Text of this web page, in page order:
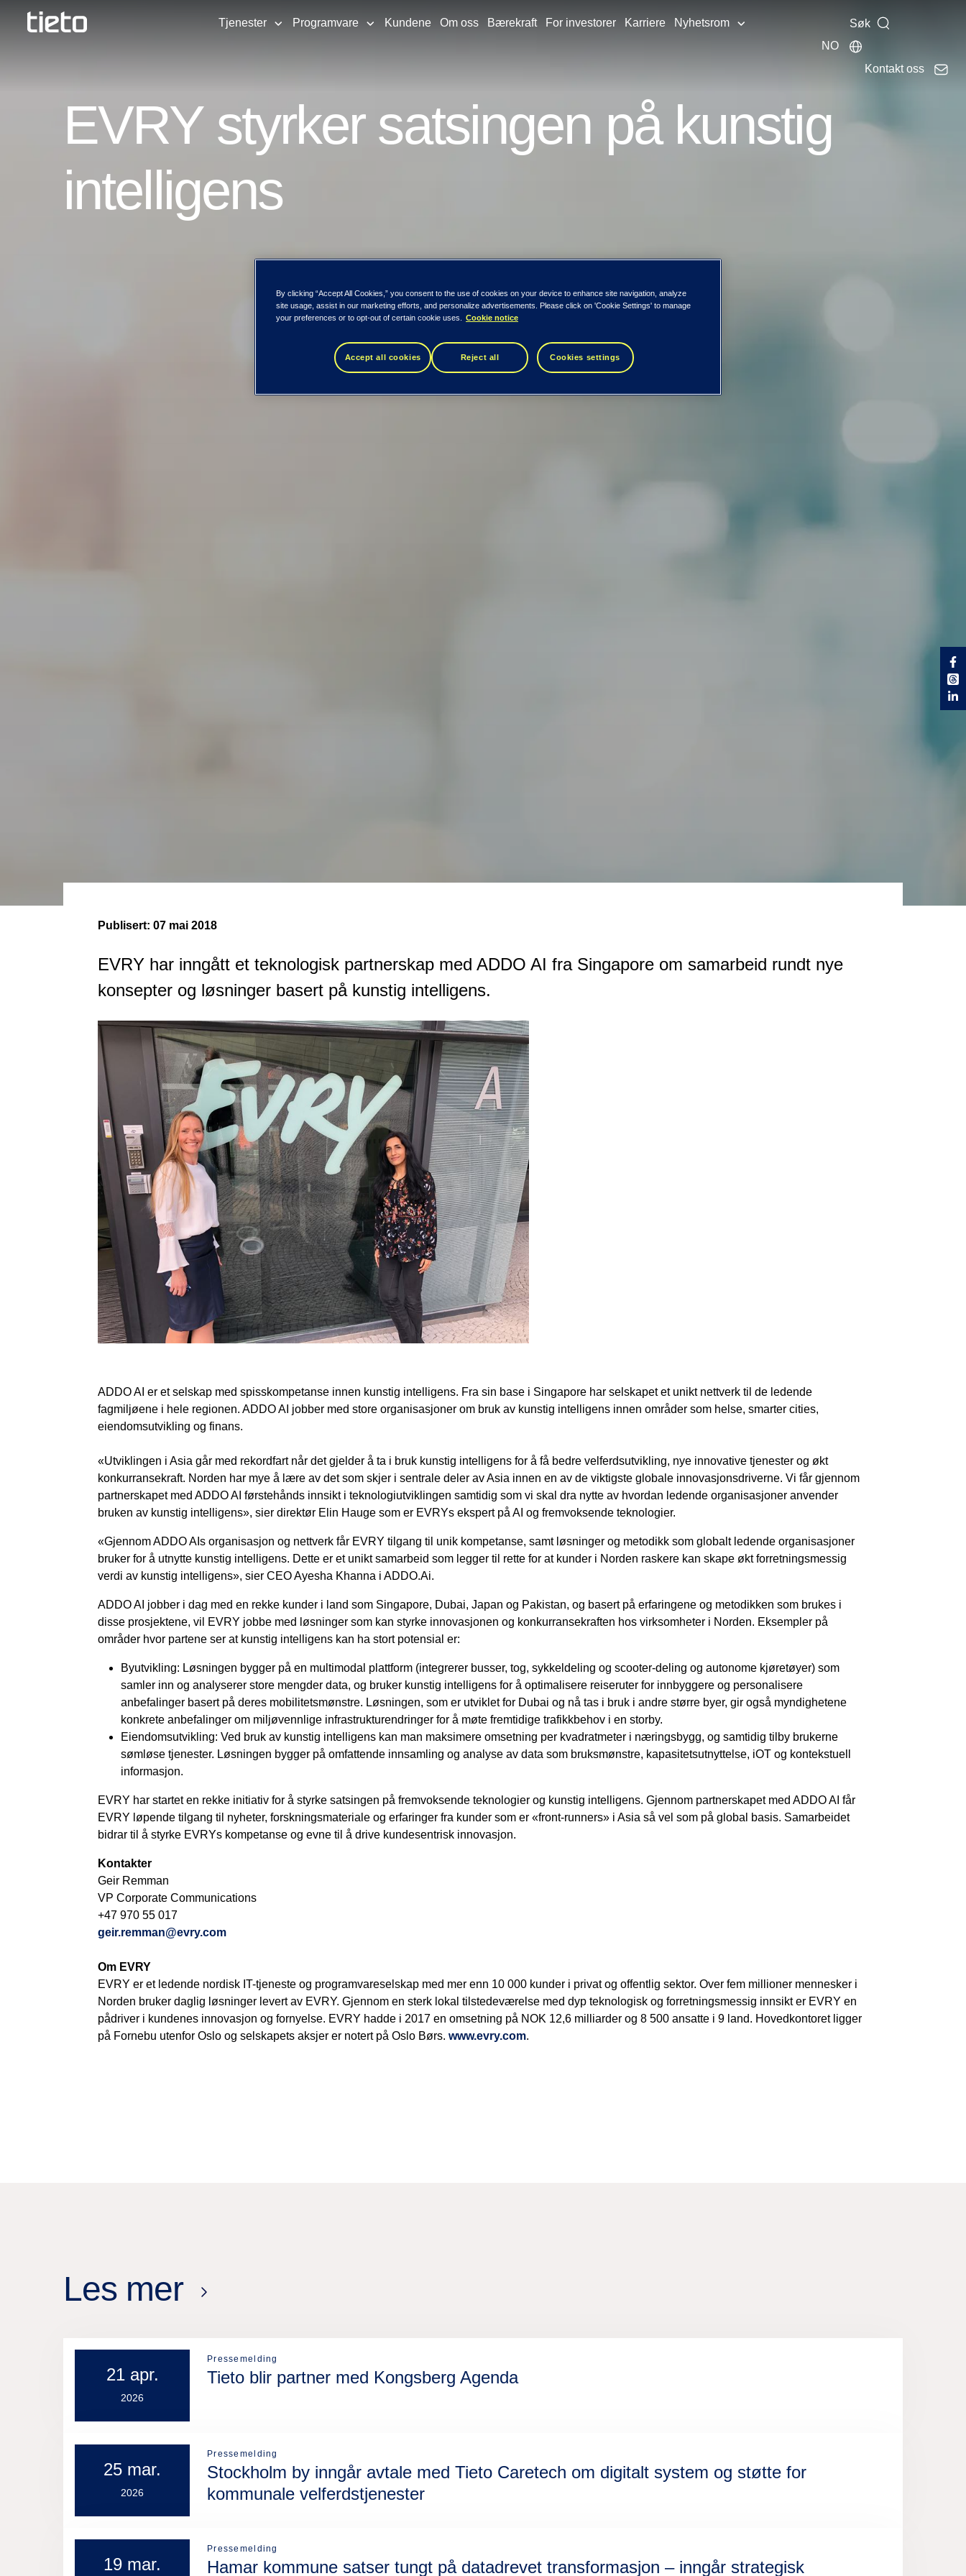
Tjenester Programvare Kundene Om oss Bærekraft For investorer Karriere Nyhetsrom
Søk
NO
Kontakt oss
EVRY styrker satsingen på kunstig
intelligens
Publisert: 07 mai 2018
EVRY har inngått et teknologisk partnerskap med ADDO AI fra Singapore om samarbeid rundt nye
konsepter og løsninger basert på kunstig intelligens.
ADDO AI er et selskap med spisskompetanse innen kunstig intelligens. Fra sin base i Singapore har selskapet et unikt nettverk til de ledende
fagmiljøene i hele regionen. ADDO AI jobber med store organisasjoner om bruk av kunstig intelligens innen områder som helse, smarter cities,
eiendomsutvikling og finans.
«Utviklingen i Asia går med rekordfart når det gjelder å ta i bruk kunstig intelligens for å få bedre velferdsutvikling, nye innovative tjenester og økt
konkurransekraft. Norden har mye å lære av det som skjer i sentrale deler av Asia innen en av de viktigste globale innovasjonsdriverne. Vi får gjennom
partnerskapet med ADDO AI førstehånds innsikt i teknologiutviklingen samtidig som vi skal dra nytte av hvordan ledende organisasjoner anvender
bruken av kunstig intelligens», sier direktør Elin Hauge som er EVRYs ekspert på AI og fremvoksende teknologier.
«Gjennom ADDO AIs organisasjon og nettverk får EVRY tilgang til unik kompetanse, samt løsninger og metodikk som globalt ledende organisasjoner
bruker for å utnytte kunstig intelligens. Dette er et unikt samarbeid som legger til rette for at kunder i Norden raskere kan skape økt forretningsmessig
verdi av kunstig intelligens», sier CEO Ayesha Khanna i ADDO.Ai.
ADDO AI jobber i dag med en rekke kunder i land som Singapore, Dubai, Japan og Pakistan, og basert på erfaringene og metodikken som brukes i
disse prosjektene, vil EVRY jobbe med løsninger som kan styrke innovasjonen og konkurransekraften hos virksomheter i Norden. Eksempler på
områder hvor partene ser at kunstig intelligens kan ha stort potensial er:
Byutvikling: Løsningen bygger på en multimodal plattform (integrerer busser, tog, sykkeldeling og scooter-deling og autonome kjøretøyer) som
samler inn og analyserer store mengder data, og bruker kunstig intelligens for å optimalisere reiseruter for innbyggere og personalisere
anbefalinger basert på deres mobilitetsmønstre. Løsningen, som er utviklet for Dubai og nå tas i bruk i andre større byer, gir også myndighetene
konkrete anbefalinger om miljøvennlige infrastrukturendringer for å møte fremtidige trafikkbehov i en storby.
Eiendomsutvikling: Ved bruk av kunstig intelligens kan man maksimere omsetning per kvadratmeter i næringsbygg, og samtidig tilby brukerne
sømløse tjenester. Løsningen bygger på omfattende innsamling og analyse av data som bruksmønstre, kapasitetsutnyttelse, iOT og kontekstuell
informasjon.
EVRY har startet en rekke initiativ for å styrke satsingen på fremvoksende teknologier og kunstig intelligens. Gjennom partnerskapet med ADDO AI får
EVRY løpende tilgang til nyheter, forskningsmateriale og erfaringer fra kunder som er «front-runners» i Asia så vel som på global basis. Samarbeidet
bidrar til å styrke EVRYs kompetanse og evne til å drive kundesentrisk innovasjon.
Kontakter
Geir Remman
VP Corporate Communications
+47 970 55 017
geir.remman@evry.com
Om EVRY
EVRY er et ledende nordisk IT-tjeneste og programvareselskap med mer enn 10 000 kunder i privat og offentlig sektor. Over fem millioner mennesker i
Norden bruker daglig løsninger levert av EVRY. Gjennom en sterk lokal tilstedeværelse med dyp teknologisk og forretningsmessig innsikt er EVRY en
pådriver i kundenes innovasjon og fornyelse. EVRY hadde i 2017 en omsetning på NOK 12,6 milliarder og 8 500 ansatte i 9 land. Hovedkontoret ligger
på Fornebu utenfor Oslo og selskapets aksjer er notert på Oslo Børs. www.evry.com.
Les mer
21 apr.
2026
Pressemelding
Tieto blir partner med Kongsberg Agenda
25 mar.
2026
Pressemelding
Stockholm by inngår avtale med Tieto Caretech om digitalt system og støtte for
kommunale velferdstjenester
19 mar.
Pressemelding
Hamar kommune satser tungt på datadrevet transformasjon – inngår strategisk
By clicking “Accept All Cookies,” you consent to the use of cookies on your device to enhance site navigation, analyze
site usage, assist in our marketing efforts, and personalize advertisements. Please click on 'Cookie Settings' to manage
your preferences or to opt-out of certain cookie uses.
Cookie notice
Accept all cookies Reject all Cookies settings